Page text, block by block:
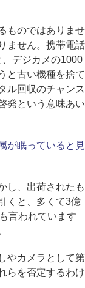
ものではありませ
ません。携帯電話
デジカメの1000
と古い機種を捨て
ル回収のチャンス
発という意味あい
が眠っていると見
し、出荷されたも
くと、多くて3億
言われています
やカメラとして第
らを否定するわけ